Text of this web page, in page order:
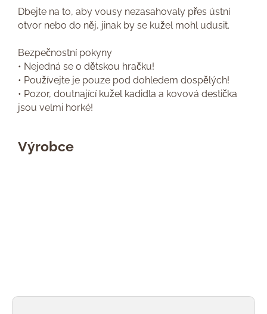
Dbejte na to, aby vousy nezasahovaly přes ústní
otvor nebo do něj, jinak by se kužel mohl udusit.
Bezpečnostní pokyny
• Nejedná se o dětskou hračku!
• Používejte je pouze pod dohledem dospělých!
• Pozor, doutnající kužel kadidla a kovová destička
jsou velmi horké!
Výrobce